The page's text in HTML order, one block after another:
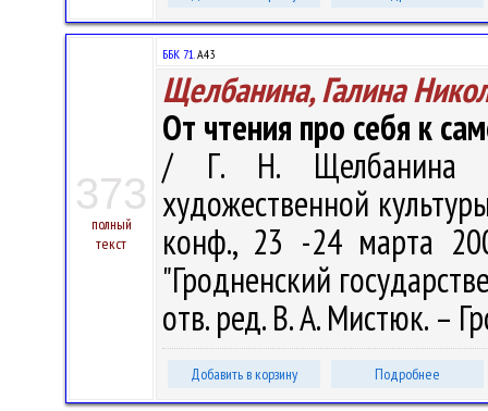
373
полный
текст
ББК 71.А43
Щелбанина, Галина
От чтения про себя к
/ Г. Н. Щелбанина //
художественной
конф., 23 -24 марта
"Гродненский
отв. ред. В. А. Мистюк. –
Добавить в корзину Подробнее